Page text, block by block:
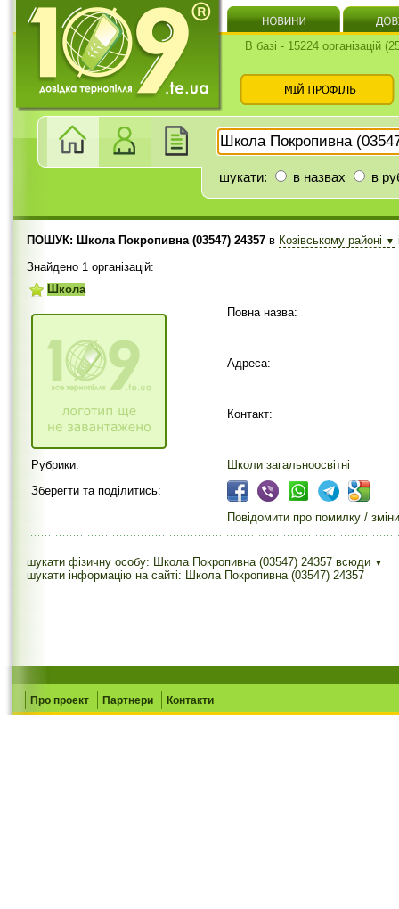
В базі - 15224 організацій
шукати: в назвах в
ПОШУК: Школа Покропивна (03547) 24357 в Козівському районі ▼
Знайдено 1 організацій:
Школа
Повна назва:
Адреса:
Контакт:
Рубрики:
Школи загальноосвітні
Зберегти та поділитись:
Повідомити про помилку / зміни
шукати фізичну особу: Школа Покропивна (03547) 24357 всюди ▼
шукати інформацію на сайті: Школа Покропивна (03547) 24357
Про проект Партнери Контакти